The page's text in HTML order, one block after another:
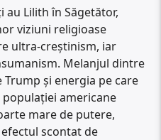
au Lilith în Săgetător,
viziuni religioase
ultra-creștinism, iar
Melanjul dintre
și energia pe care
americane
mare de putere,
scontat de